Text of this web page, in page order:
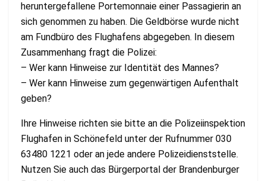
heruntergefallene Portemonnaie einer Passagierin an
sich genommen zu haben. Die Geldbörse wurde nicht
am Fundbüro des Flughafens abgegeben. In diesem
Zusammenhang fragt die Polizei:
– Wer kann Hinweise zur Identität des Mannes?
– Wer kann Hinweise zum gegenwärtigen Aufenthalt
geben?
Ihre Hinweise richten sie bitte an die Polizeiinspektion
Flughafen in Schönefeld unter der Rufnummer 030
63480 1221 oder an jede andere Polizeidienststelle.
Nutzen Sie auch das Bürgerportal der Brandenburger